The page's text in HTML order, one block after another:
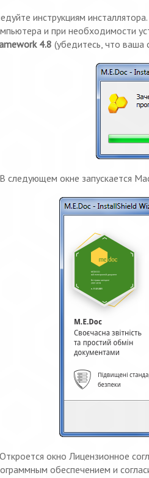
инструкциям
и при необходимости
4.8 (убедитесь, что ваша
В следующем окне запускается
Откроется окно Лицензионное
обеспечением и